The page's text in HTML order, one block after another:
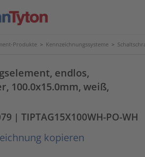
Produkte > Kennzeichnungssysteme >
endlos,
100.0x15.0mm, weiß,
| TIPTAG15X100WH-PO-WH
kopieren